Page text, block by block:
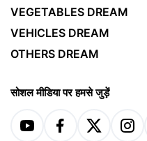
VEGETABLES DREAM
VEHICLES DREAM
OTHERS DREAM
सोशल मीडिया पर हमसे जुड़ें